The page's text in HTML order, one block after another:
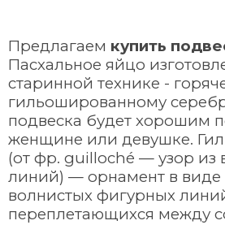
Предлагаем купить
Пасхальное яйцо
старинной технике -
гильошированному
подвеска будет хорошим
женщине или девушке.
(от фр. guilloché — узор из
линий) — орнамент в виде
волнистых фигурных
переплетающихся между